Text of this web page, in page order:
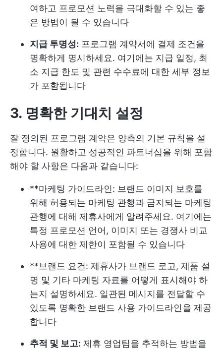
여하고 프로모션 노력을 극대화할 수 있는 좋
은 방법이 될 수 있습니다
지급 투명성: 프로그램 계약서에 결제 조건을
명확하게 명시하세요. 여기에는 지급 일정, 최
소 지급 한도 및 관련 수수료에 대한 세부 정보
가 포함됩니다
3. 명확한 기대치 설정
잘 정의된 프로그램 계약은 양측의 기본 규칙을 설
정합니다. 원활하고 성공적인 파트너십을 위해 포함
해야 할 사항은 다음과 같습니다:
**마케팅 가이드라인: 브랜드 이미지 보호를
위해 허용되는 마케팅 관행과 금지되는 마케팅
관행에 대해 제휴사에게 알려주세요. 여기에는
특정 프로모션 언어, 이미지 또는 경쟁사 비교
사용에 대한 제한이 포함될 수 있습니다
**브랜드 요건: 제휴사가 브랜드 로고, 제품 설
명 및 기타 마케팅 자료를 어떻게 표시해야 하
는지 설명하세요. 일관된 메시지를 전달할 수
있도록 명확한 브랜드 사용 가이드라인을 제공
합니다
추적 및 보고: 제휴 영업팀을 추적하는 방법을